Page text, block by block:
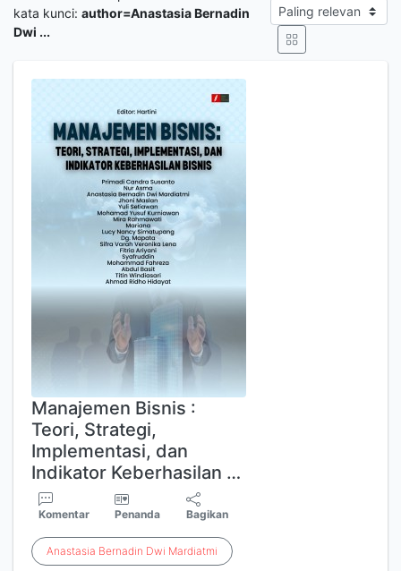
kata kunci: author=Anastasia Bernadin
Dwi ...
Manajemen Bisnis :
Teori, Strategi,
Implementasi, dan
Indikator Keberhasilan …
Komentar Penanda Bagikan
Anastasia Bernadin Dwi Mardiatmi